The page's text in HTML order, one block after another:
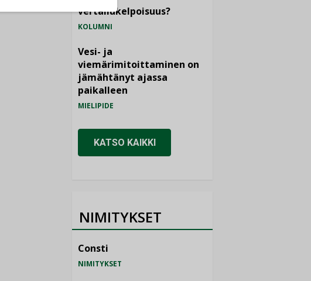
vertailukelpoisuus?
KOLUMNI
Vesi- ja
viemärimitoittaminen on
jämähtänyt ajassa
paikalleen
MIELIPIDE
KATSO KAIKKI
NIMITYKSET
Consti
NIMITYKSET